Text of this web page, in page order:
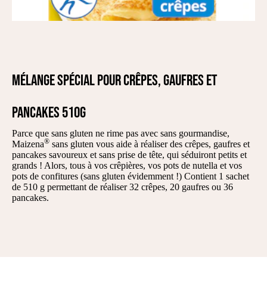
Mélange spécial pour crêpes, gaufres et
pancakes 510g
Parce que sans gluten ne rime pas avec sans gourmandise,
Maizena® sans gluten vous aide à réaliser des crêpes, gaufres et
pancakes savoureux et sans prise de tête, qui séduiront petits et
grands ! Alors, tous à vos crêpières, vos pots de nutella et vos
pots de confitures (sans gluten évidemment !) Contient 1 sachet
de 510 g permettant de réaliser 32 crêpes, 20 gaufres ou 36
pancakes.